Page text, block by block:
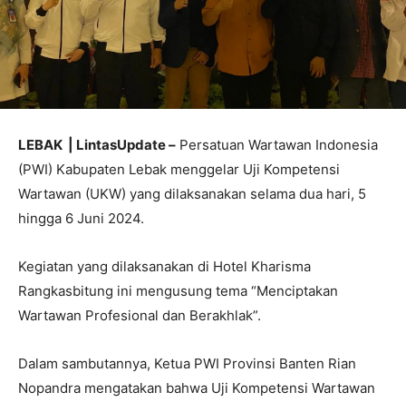
LEBAK | LintasUpdate – Persatuan Wartawan Indonesia
(PWI) Kabupaten Lebak menggelar Uji Kompetensi
Wartawan (UKW) yang dilaksanakan selama dua hari, 5
hingga 6 Juni 2024.
Kegiatan yang dilaksanakan di Hotel Kharisma
Rangkasbitung ini mengusung tema “Menciptakan
Wartawan Profesional dan Berakhlak”.
Dalam sambutannya, Ketua PWI Provinsi Banten Rian
Nopandra mengatakan bahwa Uji Kompetensi Wartawan